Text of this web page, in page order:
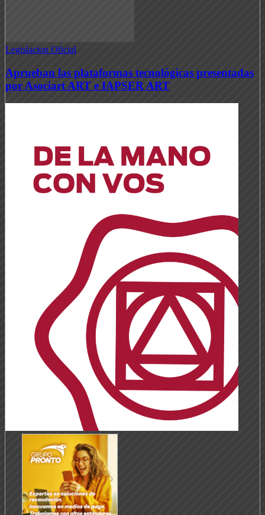
Legislacion Oficial
Aprueban las plataformas tecnológicas presentadas
por Asociart ART e IAPSER ART